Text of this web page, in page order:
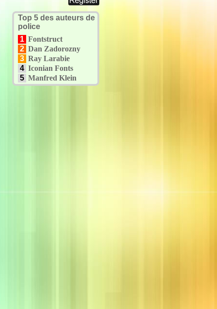
Top 5 des auteurs de
police
1 Fontstruct
2 Dan Zadorozny
3 Ray Larabie
4 Iconian Fonts
5 Manfred Klein